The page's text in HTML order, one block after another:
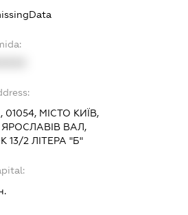
01054, МІСТО КИЇВ,
ВАЛ,
13/2 ЛІТЕРА "Б"